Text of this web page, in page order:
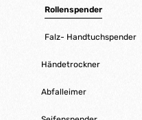
Rollenspender
Falz- Handtuchspender
Händetrockner
Abfalleimer